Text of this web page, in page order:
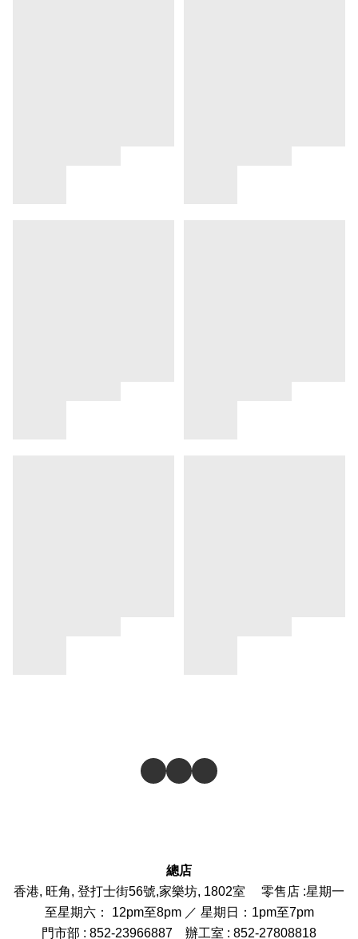
總店
香港, 旺角, 登打士街56號,家樂坊, 1802室 零售店 :星期一
至星期六： 12pm至8pm ／ 星期日：1pm至7pm
門市部 : 852-23966887 辦工室 : 852-27808818